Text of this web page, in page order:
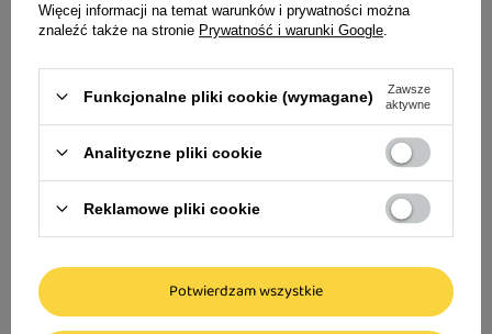
wymagania żywieniowe nawet najbardziej
Sprawdź inne kategorie
Suszona karma dla psa
Przysmaki dla psa
Akcesoria dla psa
Pielęgnacja
Idealne uzupełnienie dla Twojego
czworonoga
Więcej informacji na temat warunków i prywatności można
znaleźć także na stronie Prywatność i warunki Google
Funkcjonalne pliki cookie (wymagane)
Zawsze
aktywne
Analityczne pliki cookie
Reklamowe pliki cookie
Potwierdzam wszystkie